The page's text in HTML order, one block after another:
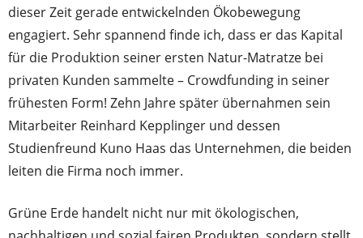
dieser Zeit gerade entwickelnden Ökobewegung
engagiert. Sehr spannend finde ich, dass er das Kapital
für die Produktion seiner ersten Natur-Matratze bei
privaten Kunden sammelte – Crowdfunding in seiner
frühesten Form! Zehn Jahre später übernahmen sein
Mitarbeiter Reinhard Kepplinger und dessen
Studienfreund Kuno Haas das Unternehmen, die beiden
leiten die Firma noch immer.
Grüne Erde handelt nicht nur mit ökologischen,